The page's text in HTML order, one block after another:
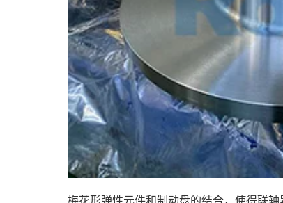
梅花形弹性元件和制动盘的结合，使得联